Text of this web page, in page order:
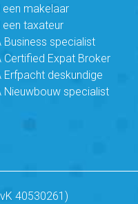
een makelaar
een taxateur
Business specialist
Certified Expat Broker
Erfpacht deskundige
Nieuwbouw specialist
40530261)